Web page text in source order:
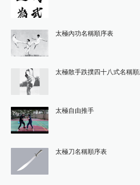
太極內功名稱順序表
太極散手跌撲四十八式名稱
太極自由推手
太極刀名稱順序表